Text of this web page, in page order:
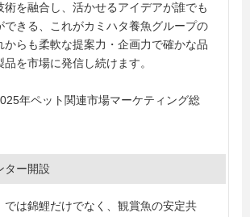
術を融合し、活かせるアイデアが誰でも
できる、これがカミハタ養魚グループの
からも柔軟な提案力・企画力で確かな品
を市場に発信し続けます。
年ペット関連市場マーケティング総
ター開設
では錦鯉だけでなく、観賞魚の安定共